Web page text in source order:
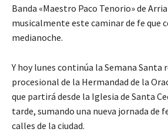
Banda «Maestro Paco Tenorio» de
musicalmente este caminar de fe que
medianoche.
Y hoy lunes continúa la Semana Santa
procesional de la Hermandad de la
que partirá desde la Iglesia de Santa
tarde, sumando una nueva jornada de
calles de la ciudad.